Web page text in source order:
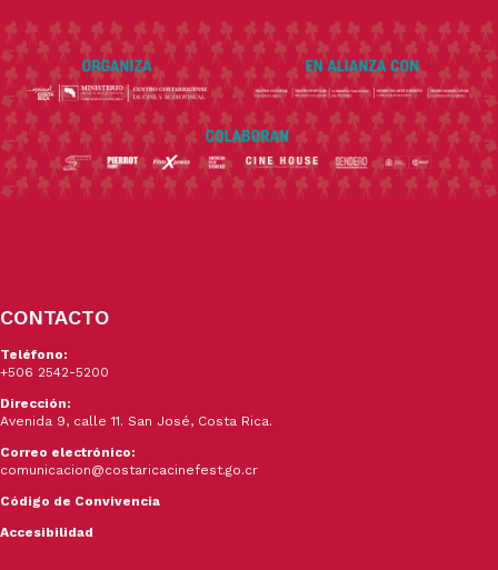
CONTACTO
Teléfono:
+506 2542-5200
Dirección:
Avenida 9, calle 11. San José, Costa Rica.
Correo electrónico:
comunicacion@costaricacinefest.go.cr
Código de Convivencia
Accesibilidad